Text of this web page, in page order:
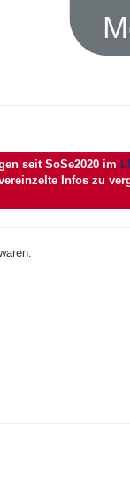
seit SoSe2020 im
Infos zu